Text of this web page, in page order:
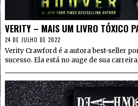
VERITY – MAIS UM LIVRO TÓXICO
24 DE JULHO DE 2022
Verity Crawford é a autora best-seller
sucesso. Ela está no auge de sua